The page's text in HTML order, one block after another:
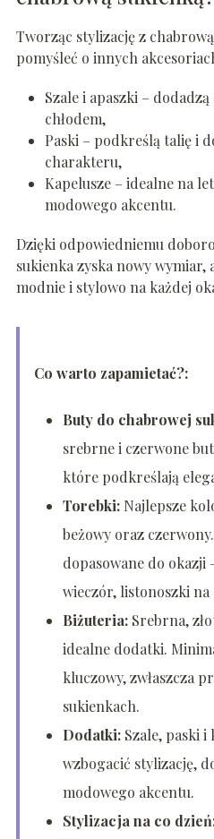
Tworząc stylizację z
pomyśleć o innych
Szale i apaszki –
chłodem,
Paski – podkreślą talię i
charakteru,
Kapelusze – idealne na
modowego akcentu.
Dzięki odpowiedniemu
sukienka zyska nowy wymiar,
modnie i stylowo na każdej
Co warto zapamietać?:
Buty do chabrowej
srebrne i czerwone
które podkreślają
Torebki:Najlepsze
beżowy oraz
dopasowane do
wieczór, listonoszki na
Biżuteria:Srebrna,
idealne dodatki.
kluczowy, zwłaszcza
sukienkach.
Dodatki:Szale, paski i
wzbogacić stylizację,
modowego akcentu.
Stylizacja na co